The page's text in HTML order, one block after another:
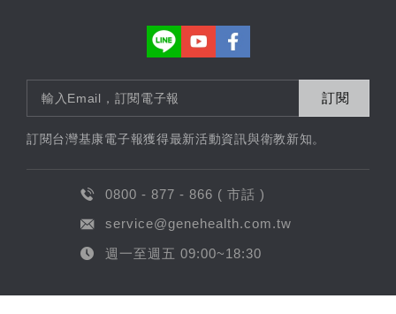
0800 - 877 - 866 ( 市話 )
service@genehealth.com.tw
週一至週五 09:00~18:30
訂閱
訂閱台灣基康電子報獲得最新活動資訊與衛教新知。